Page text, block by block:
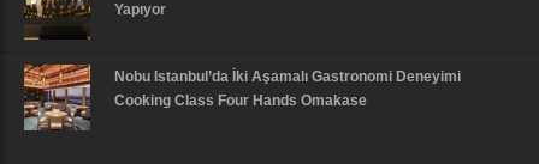
Yapıyor
Nobu Istanbul’da İki Aşamalı Gastronomi Deneyimi
Cooking Class Four Hands Omakase